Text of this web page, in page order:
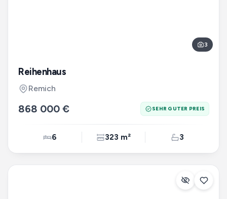
3
Reihenhaus
Remich
868 000 € SEHR GUTER PREIS
6 323 m² 3